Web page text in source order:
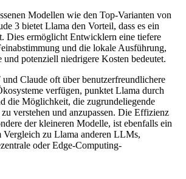
Modellen wie den Top-Varianten von
3 bietet Llama den Vorteil, dass es ein
Dies ermöglicht Entwicklern eine tiefere
und die lokale Ausführung,
potenziell niedrigere Kosten bedeutet.
Claude oft über benutzerfreundlichere
verfügen, punktet Llama durch
die Möglichkeit, die zugrundeliegende
verstehen und anzupassen. Die Effizienz
der kleineren Modelle, ist ebenfalls ein
zu Llama anderen LLMs,
oder Edge-Computing-